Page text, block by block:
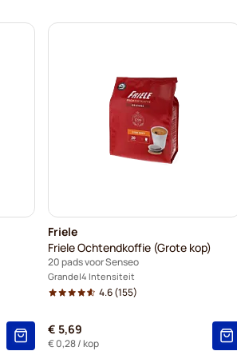
Friele
Friele Ochtendkoffie (Grote kop)
20 pads voor Senseo
Grande 4 Intensiteit
4.6(155)
€ 5,69
€ 0,28/ kop